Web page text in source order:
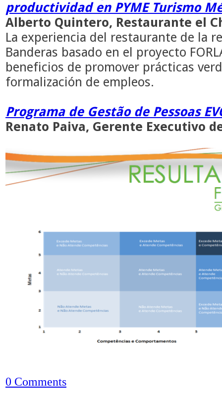
productividad en PYME Turismo
Alberto Quintero, Restaurante el
La experiencia del restaurante de la
Banderas basado en el proyecto
beneficios de promover prácticas
formalización de empleos.
Programa de Gestão de Pessoas
Renato Paiva, Gerente Executivo
0 Comments